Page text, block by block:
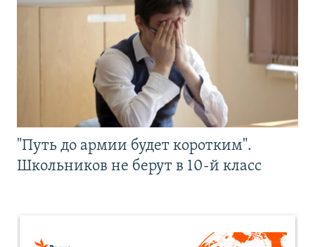
"Путь до армии будет коротким".
Школьников не берут в 10-й класс